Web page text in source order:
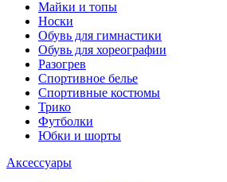
Майки и топы
Носки
Обувь для гимнастики
Обувь для хореографии
Разогрев
Спортивное белье
Спортивные костюмы
Трико
Футболки
Юбки и шорты
Аксессуары